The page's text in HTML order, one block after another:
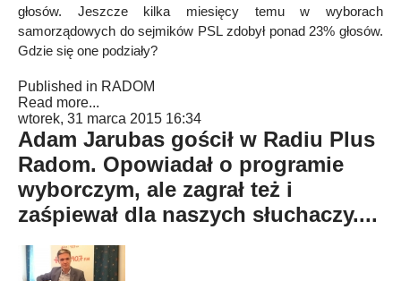
głosów. Jeszcze kilka miesięcy temu w wyborach
samorządowych do sejmików PSL zdobył ponad 23% głosów.
Gdzie się one podziały?
Published in RADOM
Read more...
wtorek, 31 marca 2015 16:34
Adam Jarubas gościł w Radiu Plus
Radom. Opowiadał o programie
wyborczym, ale zagrał też i
zaśpiewał dla naszych słuchaczy....